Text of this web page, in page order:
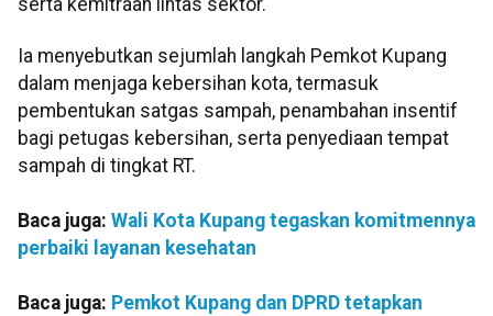
Ia menyebutkan sejumlah langkah Pemkot Kupang
dalam menjaga kebersihan kota, termasuk
pembentukan satgas sampah, penambahan insentif
bagi petugas kebersihan, serta penyediaan tempat
sampah di tingkat RT.
Baca juga: Wali Kota Kupang tegaskan komitmennya
perbaiki layanan kesehatan
Baca juga: Pemkot Kupang dan DPRD tetapkan